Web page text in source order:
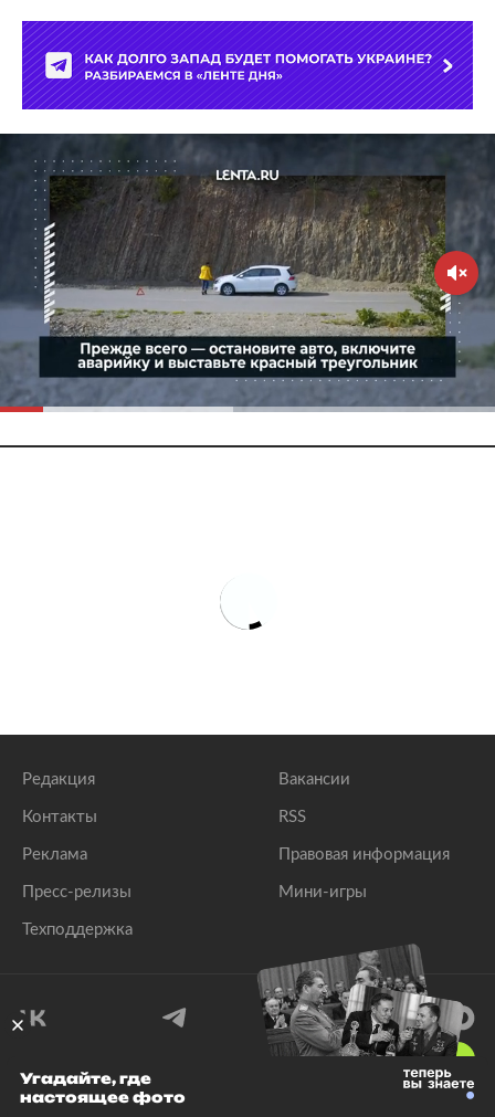
Редакция
Контакты
Реклама
Пресс-релизы
Техподдержка
Вакансии
RSS
Правовая информация
Мини-игры
© 1999–2026 Все права защищены.
Угадайте, где
настоящее фото